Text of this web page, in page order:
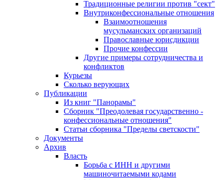
Традиционные религии против "сект"
Внутриконфессиональные отношения
Взаимоотношения
мусульманских организаций
Православные юрисдикции
Прочие конфессии
Другие примеры сотрудничества и
конфликтов
Курьезы
Сколько верующих
Публикации
Из книг "Панорамы"
Сборник "Преодолевая государственно -
конфессиональные отношения"
Статьи сборника "Пределы светскости"
Документы
Архив
Власть
Борьба с ИНН и другими
машиночитаемыми кодами